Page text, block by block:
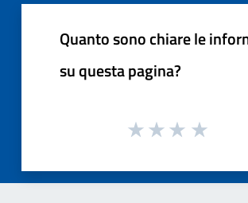
Quanto sono chiare le
su questa pagina?